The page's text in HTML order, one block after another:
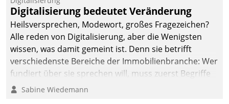
Digitalisierung bedeutet Veränderung
Heilsversprechen, Modewort, großes Fragezeichen?
Alle reden von Digitalisierung, aber die Wenigsten
wissen, was damit gemeint ist. Denn sie betrifft
verschiedenste Bereiche der Immobilienbranche: Wer
fundiert über sie sprechen will, muss zuerst Begriffe
klären. Ein Aspekt ist die betriebliche Optimierung:
Sabine Wiedemann